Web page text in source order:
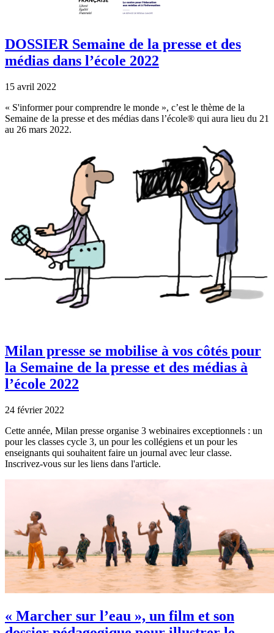
DOSSIER Semaine de la presse et des
médias dans l’école 2022
15 avril 2022
« S'informer pour comprendre le monde », c’est le thème de la
Semaine de la presse et des médias dans l’école® qui aura lieu du 21
au 26 mars 2022.
Milan presse se mobilise à vos côtés pour
la Semaine de la presse et des médias à
l’école 2022
24 février 2022
Cette année, Milan presse organise 3 webinaires exceptionnels : un
pour les classes cycle 3, un pour les collégiens et un pour les
enseignants qui souhaitent faire un journal avec leur classe.
Inscrivez-vous sur les liens dans l'article.
« Marcher sur l’eau », un film et son